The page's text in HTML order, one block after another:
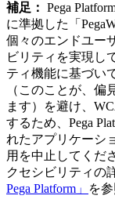
補足： Pega
に準拠した「
個々のエンドユー
ビリティを実現し
ティ機能に基づい
（このことが、偏
ます）を避け、
するため、Pega
れたアプリケーシ
用を中止してくだ
クセシビリティの
Pega Platform」
を